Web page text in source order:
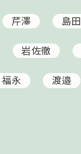
芹澤 島田
岩佐徹
福永 渡邉